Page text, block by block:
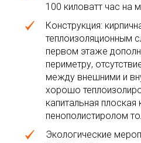
100 киловатт час на
Конструкция:
теплоизоляционным
первом этаже
периметру,
между внешними и
хорошо
капитальная
пенополистиролом
Экологические